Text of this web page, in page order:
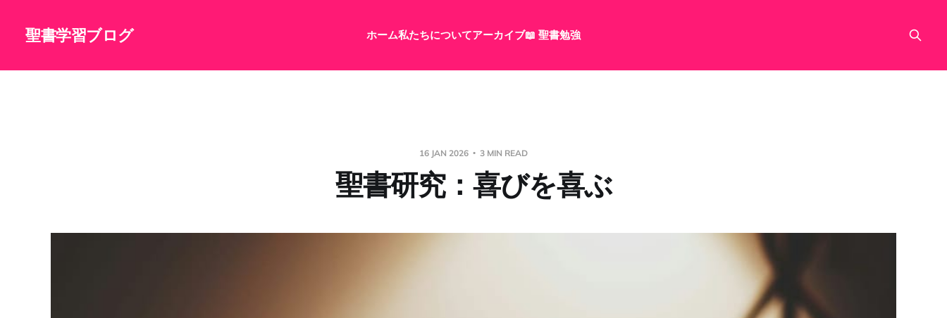
聖書学習ブログ ホーム私たちについてアーカイブ📖 聖書勉強
16 JAN 2026 3 MIN READ
聖書研究：喜びを喜ぶ